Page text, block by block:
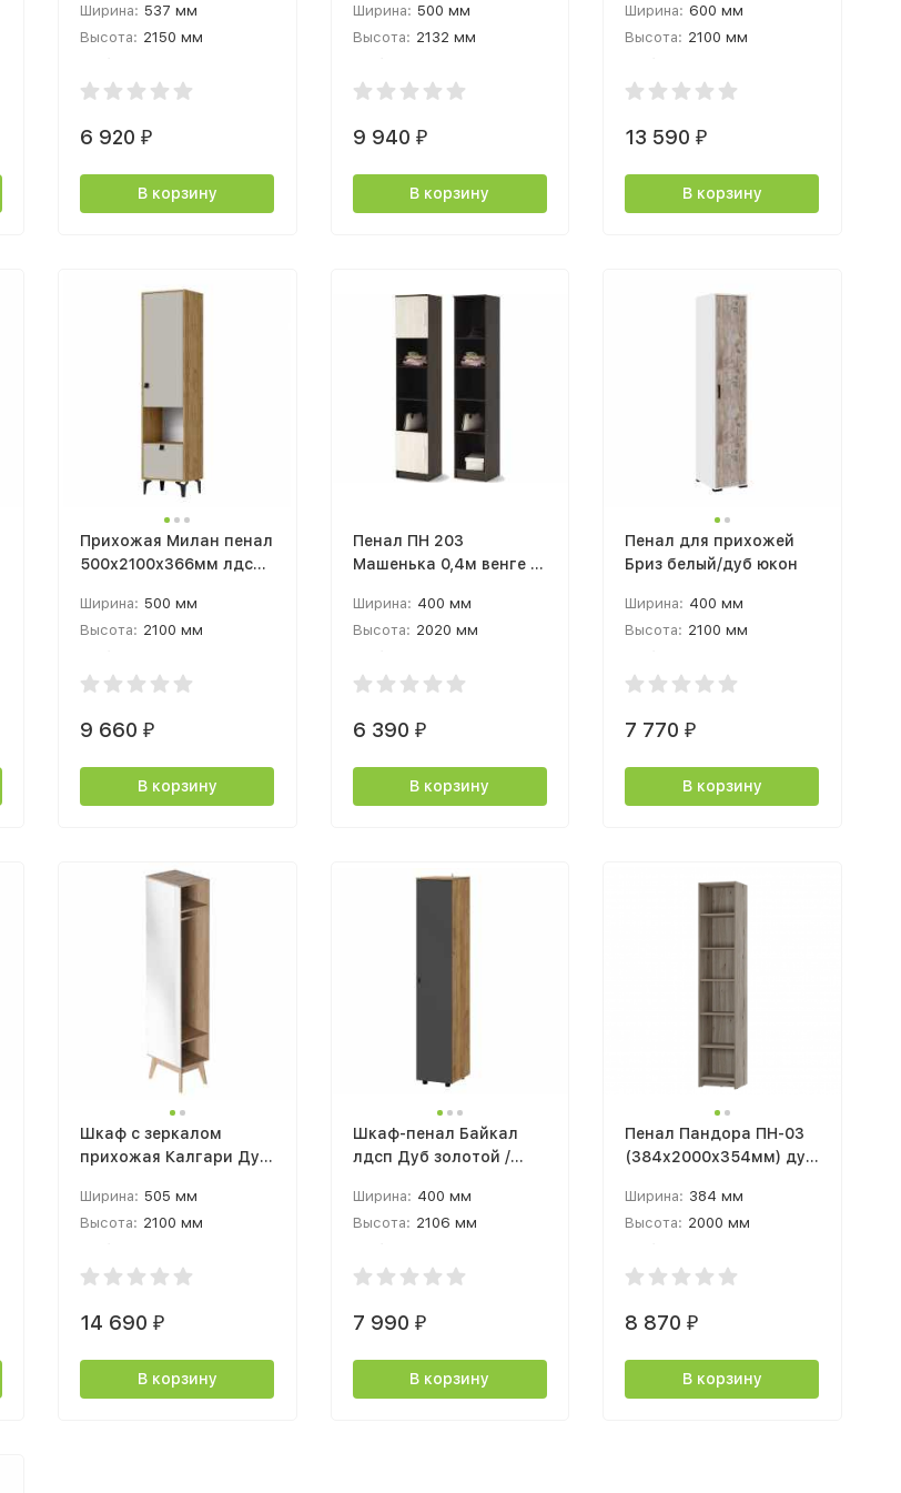
Ширина: 537 мм
Высота: 2150 мм
6 920 ₽
В корзину
Ширина: 500 мм
Высота: 2132 мм
9 940 ₽
В корзину
стирлинг
Ширина: 600 мм
Высота: 2100 мм
13 590 ₽
В корзину
Прихожая Милан пенал
500х2100х366мм лдсп
Кашемир
Ширина: 500 мм
Высота: 2100 мм
9 660 ₽
В корзину
Пенал ПН 203
Машенька 0,4м венге /
Ширина: 400 мм
Высота: 2020 мм
6 390 ₽
В корзину
Пенал для прихожей
Бриз белый/дуб юкон
Ширина: 400 мм
Высота: 2100 мм
7 770 ₽
В корзину
Шкаф с зеркалом
прихожая Калгари Дуб
Белый матовый
Ширина: 505 мм
Высота: 2100 мм
14 690 ₽
В корзину
Шкаф-пенал Байкал
лдсп Дуб золотой /
Ширина: 400 мм
Высота: 2106 мм
7 990 ₽
В корзину
Пенал Пандора ПН-03
(384x2000х354мм) дуб
Ширина: 384 мм
Высота: 2000 мм
8 870 ₽
В корзину